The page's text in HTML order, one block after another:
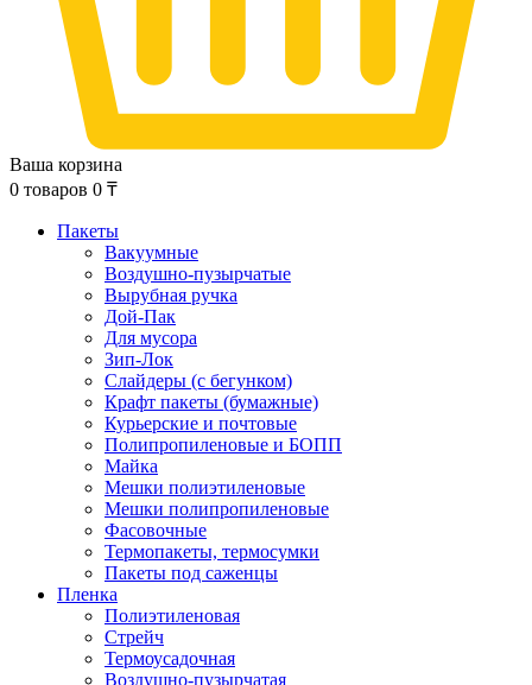
Ваша корзина
0 товаров 0 ₸
Пакеты
Вакуумные
Воздушно-пузырчатые
Вырубная ручка
Дой-Пак
Для мусора
Зип-Лок
Слайдеры (с бегунком)
Крафт пакеты (бумажные)
Курьерские и почтовые
Полипропиленовые и БОПП
Майка
Мешки полиэтиленовые
Мешки полипропиленовые
Фасовочные
Термопакеты, термосумки
Пакеты под саженцы
Пленка
Полиэтиленовая
Стрейч
Термоусадочная
Воздушно-пузырчатая